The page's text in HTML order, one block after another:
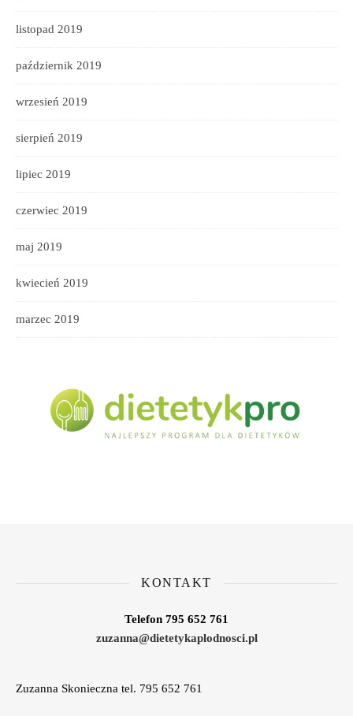
listopad 2019
październik 2019
wrzesień 2019
sierpień 2019
lipiec 2019
czerwiec 2019
maj 2019
kwiecień 2019
marzec 2019
KONTAKT
Telefon 795 652 761
zuzanna@dietetykaplodnosci.pl
Zuzanna Skonieczna tel. 795 652 761